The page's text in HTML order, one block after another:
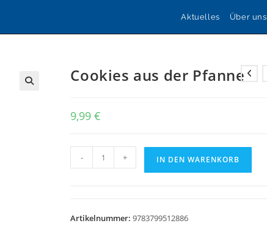
Aktuelles Über uns
Cookies aus der Pfanne
9,99€
aus
Menge
- + IN DEN WARENKORB
Artikelnummer:9783799512886